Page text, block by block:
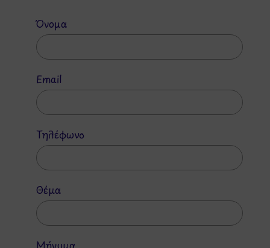
Όνομα
Email
Τηλέφωνο
Θέμα